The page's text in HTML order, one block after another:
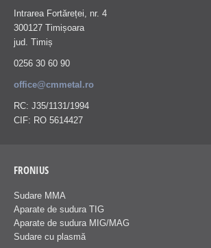
Intrarea Fortăreței, nr. 4
300127 Timișoara
jud. Timiș
0256 30 60 90
office@cmmetal.ro
RC: J35/1131/1994
CIF: RO 5614427
FRONIUS
Sudare MMA
Aparate de sudura TIG
Aparate de sudura MIG/MAG
Sudare cu plasmă